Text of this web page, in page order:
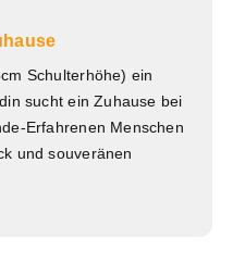
Schulterhöhe) ein
sucht ein Zuhause bei
Erfahrenen Menschen
und souveränen